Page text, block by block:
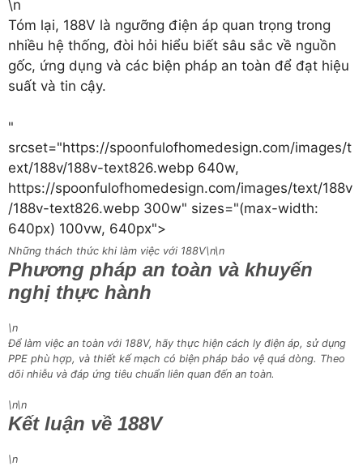
\n
Tóm lại, 188V là ngưỡng điện áp quan trọng trong
nhiều hệ thống, đòi hỏi hiểu biết sâu sắc về nguồn
gốc, ứng dụng và các biện pháp an toàn để đạt hiệu
suất và tin cậy.
"
srcset="https://spoonfulofhomedesign.com/images/t
ext/188v/188v-text826.webp 640w,
https://spoonfulofhomedesign.com/images/text/188v
/188v-text826.webp 300w" sizes="(max-width:
640px) 100vw, 640px">
Những thách thức khi làm việc với 188V\n\n
Phương pháp an toàn và khuyến
nghị thực hành
\n
Để làm việc an toàn với 188V, hãy thực hiện cách ly điện áp, sử dụng
PPE phù hợp, và thiết kế mạch có biện pháp bảo vệ quá dòng. Theo
dõi nhiễu và đáp ứng tiêu chuẩn liên quan đến an toàn.
\n\n
Kết luận về 188V
\n